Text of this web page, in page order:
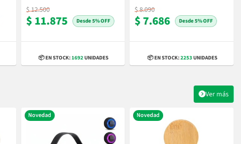
$ 12.500
$ 11.875 5% OFF
📦 EN STOCK:1692UNIDADES
$ 8.090
$ 7.686 5% OFF
📦 EN STOCK:2253UNIDADES
Ver más
Novedad Novedad